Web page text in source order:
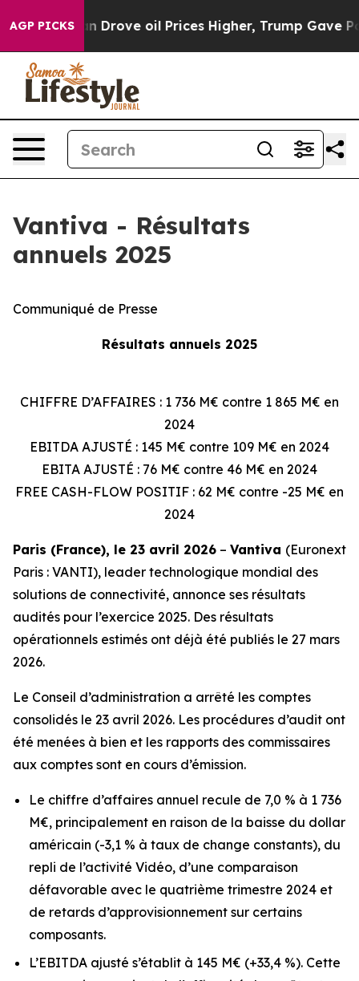
AGP PICKS
oil Prices Higher, Trump Gave Politically
Vantiva - Résultats
annuels 2025
Communiqué de Presse
Résultats annuels 2025
CHIFFRE D’AFFAIRES : 1 736 M€ contre 1 865 M€ en
2024
EBITDA AJUSTÉ : 145 M€ contre 109 M€ en 2024
EBITA AJUSTÉ : 76 M€ contre 46 M€ en 2024
FREE CASH-FLOW POSITIF : 62 M€ contre -25 M€ en
2024
Paris (France), le 23 avril 2026 – Vantiva (Euronext
Paris : VANTI), leader technologique mondial des
solutions de connectivité, annonce ses résultats
audités pour l’exercice 2025. Des résultats
opérationnels estimés ont déjà été publiés le 27 mars
2026.
Le Conseil d’administration a arrêté les comptes
consolidés le 23 avril 2026. Les procédures d’audit ont
été menées à bien et les rapports des commissaires
aux comptes sont en cours d’émission.
Le chiffre d’affaires annuel recule de 7,0 % à 1 736
M€, principalement en raison de la baisse du dollar
américain (-3,1 % à taux de change constants), du
repli de l’activité Vidéo, d’une comparaison
défavorable avec le quatrième trimestre 2024 et
de retards d’approvisionnement sur certains
composants.
L’EBITDA ajusté s’établit à 145 M€ (+33,4 %). Cette